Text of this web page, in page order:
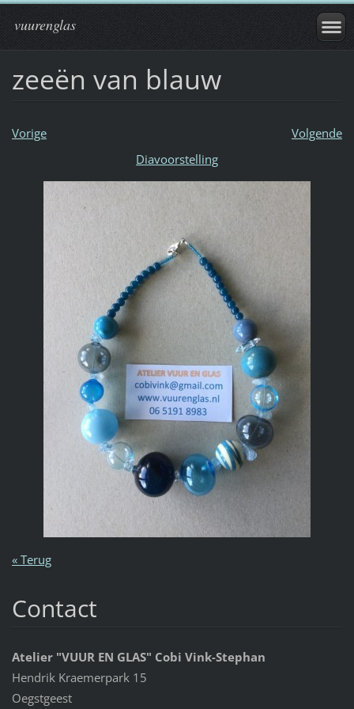
vuurenglas
zeeën van blauw
Vorige
Volgende
Diavoorstelling
« Terug
Contact
Atelier "VUUR EN GLAS" Cobi Vink-Stephan
Hendrik Kraemerpark 15
Oegstgeest